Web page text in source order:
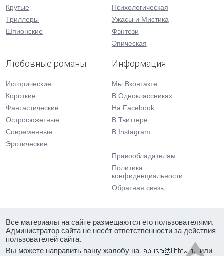
Крутые
Триллеры
Шпионские
Психологическая
Ужасы и Мистика
Фэнтези
Эпическая
Любовные романы
Исторические
Короткие
Фантастические
Остросюжетные
Современные
Эротические
Информация
Мы Вконтакте
В Одноклассниках
На Facebook
В Твиттере
В Instagram
Правообладателям
Политика
конфиденциальности
Обратная связь
Все материалы на сайте размещаются его пользователями.
Администратор сайта не несёт ответственности за действия
пользователей сайта.
Вы можете направить вашу жалобу на
или